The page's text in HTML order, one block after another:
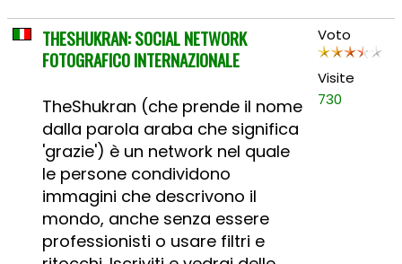
THESHUKRAN: SOCIAL NETWORK
FOTOGRAFICO INTERNAZIONALE
TheShukran (che prende il nome
dalla parola araba che significa
'grazie') è un network nel quale
le persone condividono
immagini che descrivono il
mondo, anche senza essere
professionisti o usare filtri e
Voto
Visite
730